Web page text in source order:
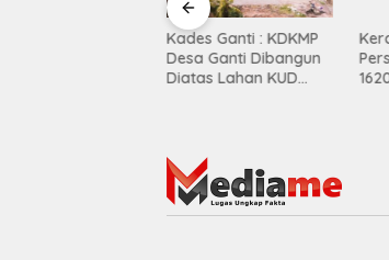
Kades Ganti : KDKMP
Desa Ganti Dibangun
Diatas Lahan KUD